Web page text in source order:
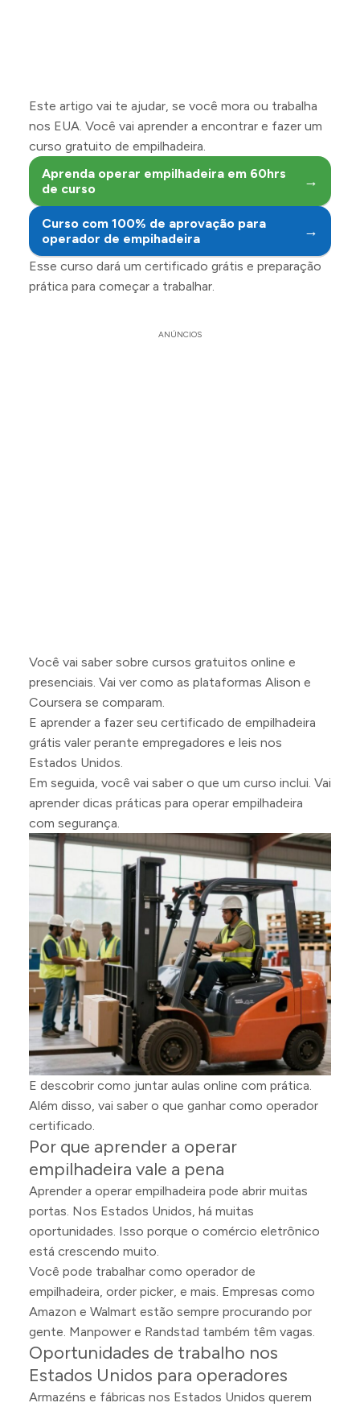
Este artigo vai te ajudar, se você mora ou trabalha
nos EUA. Você vai aprender a encontrar e fazer um
curso gratuito de empilhadeira.
Aprenda operar empilhadeira em 60hrs
de curso
→
Curso com 100% de aprovação para
operador de empihadeira
→
Esse curso dará um certificado grátis e preparação
prática para começar a trabalhar.
ANÚNCIOS
Você vai saber sobre cursos gratuitos online e
presenciais. Vai ver como as plataformas Alison e
Coursera se comparam.
E aprender a fazer seu certificado de empilhadeira
grátis valer perante empregadores e leis nos
Estados Unidos.
Em seguida, você vai saber o que um curso inclui. Vai
aprender dicas práticas para operar empilhadeira
com segurança.
E descobrir como juntar aulas online com prática.
Além disso, vai saber o que ganhar como operador
certificado.
Por que aprender a operar
empilhadeira vale a pena
Aprender a operar empilhadeira pode abrir muitas
portas. Nos Estados Unidos, há muitas
oportunidades. Isso porque o comércio eletrônico
está crescendo muito.
Você pode trabalhar como operador de
empilhadeira, order picker, e mais. Empresas como
Amazon e Walmart estão sempre procurando por
gente. Manpower e Randstad também têm vagas.
Oportunidades de trabalho nos
Estados Unidos para operadores
Armazéns e fábricas nos Estados Unidos querem